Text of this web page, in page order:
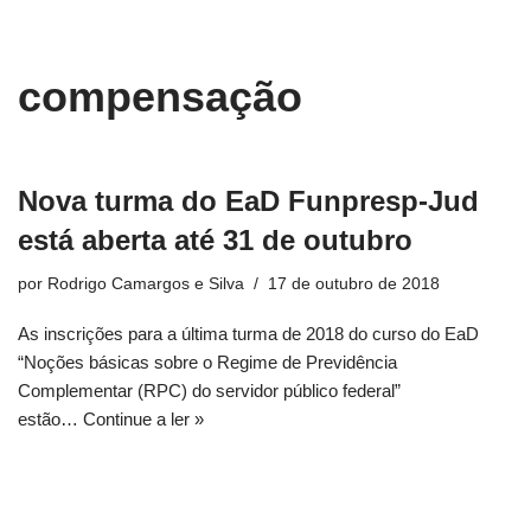
para
compensação
Nova turma do EaD Funpresp-Jud
está aberta até 31 de outubro
por Rodrigo Camargos e Silva 17 de outubro de 2018
As inscrições para a última turma de 2018 do curso do EaD
“Noções básicas sobre o Regime de Previdência
Complementar (RPC) do servidor público federal”
estão… Continue a ler »